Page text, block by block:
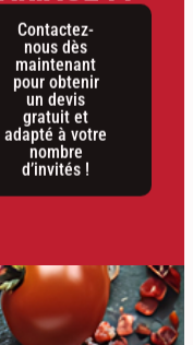
Contactez-
nous dès
maintenant
pour obtenir
un devis
gratuit et
adapté à votre
nombre
d’invités !